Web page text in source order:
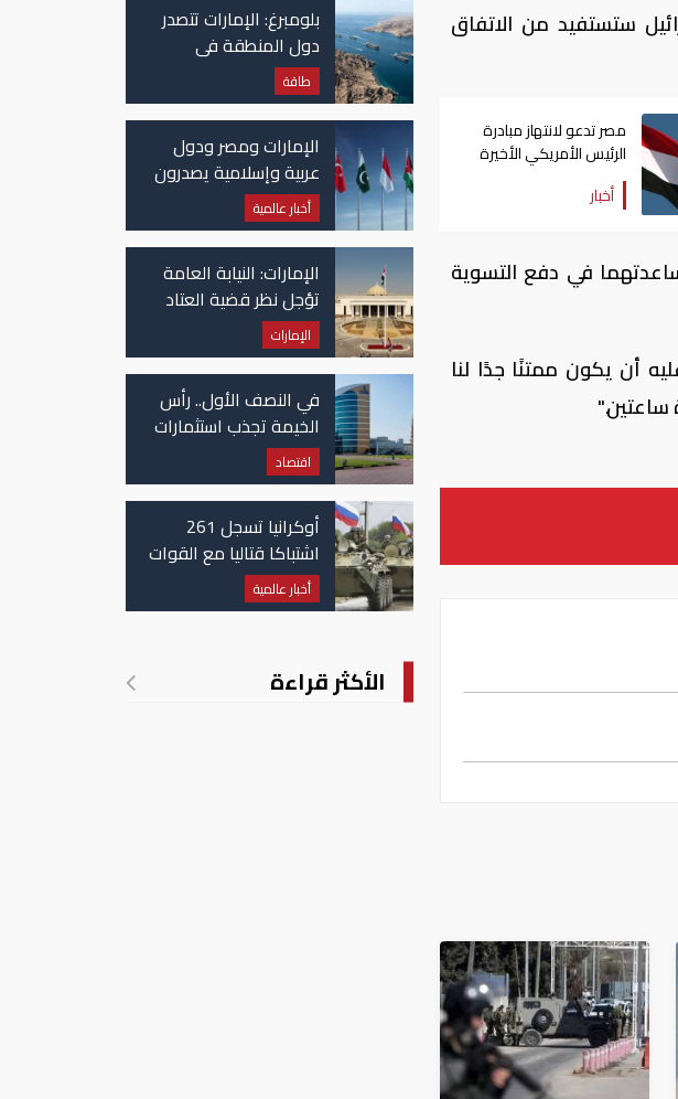
ستستفيد من الاتفاق
مصر تدعو لانتهاز مبادرة
الرئيس الأمريكي الأخيرة
لتغليب الحوار
أخبار
في دفع التسوية
أن يكون ممتنًا جدًا لنا
ساعتين."
بلومبرغ: الإمارات تتصدر
دول المنطقة في
صادرات النفط عبر مضيق
هرمز
طاقة
الإمارات ومصر ودول
عربية وإسلامية يصدرون
بيانا مشتركا بشأن
الانتهاكات الإسرائيلية
في غزة
أخبار عالمية
الإمارات: النيابة العامة
تؤجل نظر قضية العتاد
العسكري للسودان
الإمارات
في النصف الأول.. رأس
الخيمة تجذب استثمارات
تتجاوز 771 مليون درهم
اقتصاد
أوكرانيا تسجل 261
اشتباكا قتاليا مع القوات
الروسية
أخبار عالمية
الأكثر قراءة